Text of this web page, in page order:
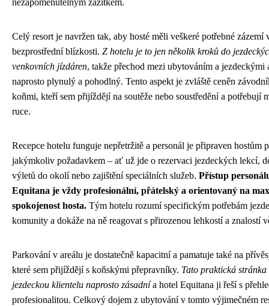
nezapomenutelným zážitkem.
Celý resort je navržen tak, aby hosté měli veškeré potřebné zázemí
bezprostřední blízkosti. Z hotelu je to jen několik kroků do
venkovních jízdáren, takže přechod mezi ubytováním a jezdeckými
naprosto plynulý a pohodlný. Tento aspekt je zvláště ceněn
koňmi, kteří sem přijíždějí na soutěže nebo soustředění a potřebují
ruce.
Recepce hotelu funguje nepřetržitě a personál je připraven hostům
jakýmkoliv požadavkem – ať už jde o rezervaci jezdeckých lekcí,
výletů do okolí nebo zajištění speciálních služeb. Přístup
Equitana je vždy profesionální, přátelský a orientovaný na
spokojenost hosta. Tým hotelu rozumí specifickým potřebám
komunity a dokáže na ně reagovat s přirozenou lehkostí a znalostí
Parkování v areálu je dostatečně kapacitní a pamatuje také na
které sem přijíždějí s koňskými přepravníky. Tato praktická stránka
jezdeckou klientelu naprosto zásadnía hotel Equitana ji řeší s
profesionalitou. Celkový dojem z ubytování v tomto výjimečném